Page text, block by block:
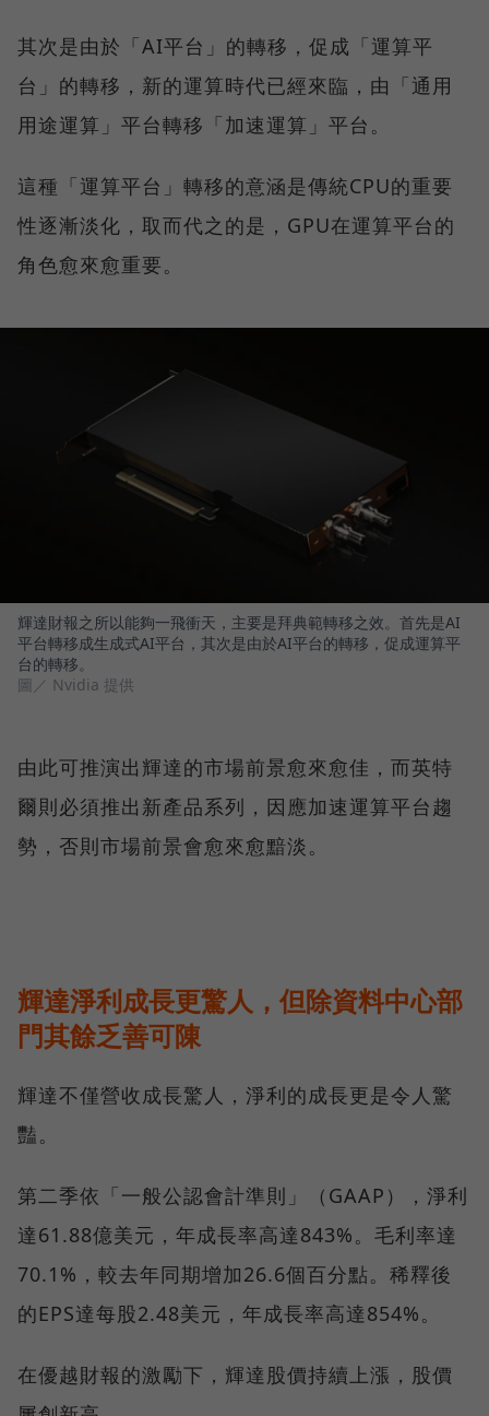
其次是由於「AI平台」的轉移，促成「運算平
台」的轉移，新的運算時代已經來臨，由「通用
用途運算」平台轉移「加速運算」平台。
這種「運算平台」轉移的意涵是傳統CPU的重要
性逐漸淡化，取而代之的是，GPU在運算平台的
角色愈來愈重要。
輝達財報之所以能夠一飛衝天，主要是拜典範轉移之效。首先是AI
平台轉移成生成式AI平台，其次是由於AI平台的轉移，促成運算平
台的轉移。
圖／ Nvidia 提供
由此可推演出輝達的市場前景愈來愈佳，而英特
爾則必須推出新產品系列，因應加速運算平台趨
勢，否則市場前景會愈來愈黯淡。
輝達淨利成長更驚人，但除資料中心部
門其餘乏善可陳
輝達不僅營收成長驚人，淨利的成長更是令人驚
豔。
第二季依「一般公認會計準則」（GAAP），淨利
達61.88億美元，年成長率高達843%。毛利率達
70.1%，較去年同期增加26.6個百分點。稀釋後
的EPS達每股2.48美元，年成長率高達854%。
在優越財報的激勵下，輝達股價持續上漲，股價